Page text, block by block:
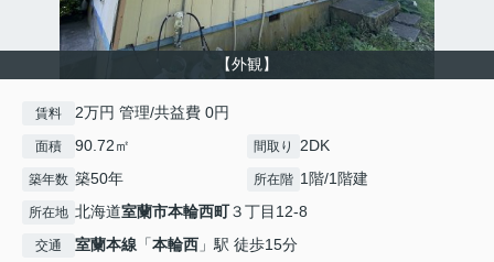
【外観】
賃料 2万円 管理/共益費 0円
面積 90.72㎡ 間取り 2DK
築年数 築50年 所在階 1階/1階建
所在地 北海道室蘭市本輪西町３丁目12-8
交通 室蘭本線 「本輪西 」駅 徒歩15分